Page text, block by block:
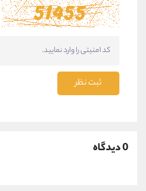
ثبت نظر
0 دیدگاه